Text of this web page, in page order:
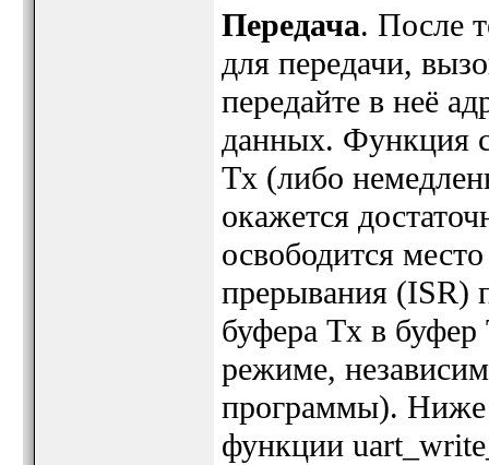
Передача. После
для передачи,
передайте в неё
данных. Функция
Tx (либо
окажется
освободится
прерывания (ISR)
буфера Tx в
режиме,
программы). Ниже
функции